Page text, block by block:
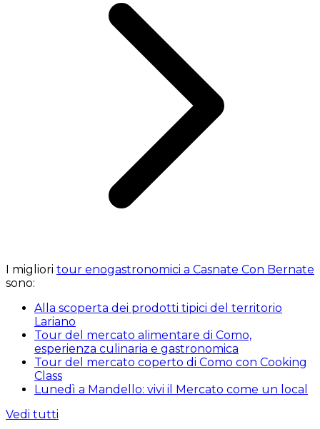
I migliori tour enogastronomici a Casnate Con Bernate
sono:
Alla scoperta dei prodotti tipici del territorio
Lariano
Tour del mercato alimentare di Como,
esperienza culinaria e gastronomica
Tour del mercato coperto di Como con Cooking
Class
Lunedì a Mandello: vivi il Mercato come un local
Vedi tutti